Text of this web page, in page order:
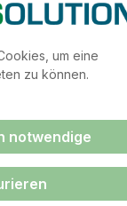
dauerhaften
um eine
zu können.
notwendige